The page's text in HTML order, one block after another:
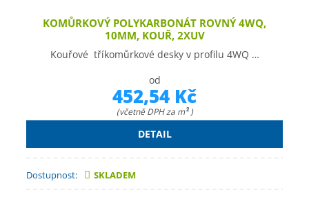
KOMŮRKOVÝ POLYKARBONÁT ROVNÝ 4WQ,
10MM, KOUŘ, 2XUV
Kouřové tříkomůrkové desky v profilu 4WQ …
od
452,54 Kč
(včetně DPH za m 2 )
DETAIL
Dostupnost: SKLADEM